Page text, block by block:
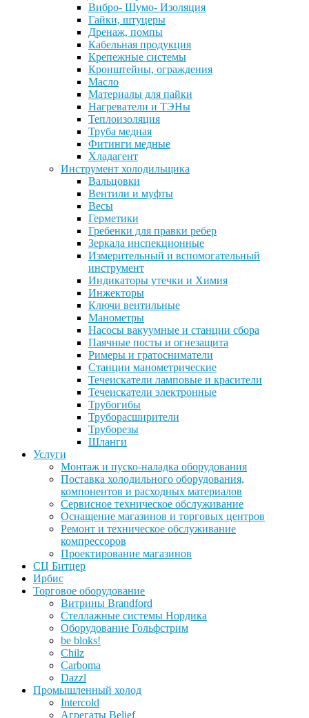
Вибро- Шумо- Изоляция
Гайки, штуцеры
Дренаж, помпы
Кабельная продукция
Крепежные системы
Кронштейны, ограждения
Масло
Материалы для пайки
Нагреватели и ТЭНы
Теплоизоляция
Труба медная
Фитинги медные
Хладагент
Инструмент холодильщика
Вальцовки
Вентили и муфты
Весы
Герметики
Гребенки для правки ребер
Зеркала инспекционные
Измерительный и вспомогательный
инструмент
Индикаторы утечки и Химия
Инжекторы
Ключи вентильные
Манометры
Насосы вакуумные и станции сбора
Паячные посты и огнезащита
Римеры и гратосниматели
Станции манометрические
Течеискатели ламповые и красители
Течеискатели электронные
Трубогибы
Труборасширители
Труборезы
Шланги
Услуги
Монтаж и пуско-наладка оборудования
Поставка холодильного оборудования,
компонентов и расходных материалов
Сервисное техническое обслуживание
Оснащение магазинов и торговых центров
Ремонт и техническое обслуживание
компрессоров
Проектирование магазинов
СЦ Битцер
Ирбис
Торговое оборудование
Витрины Brandford
Стеллажные системы Нордика
Оборудование Гольфстрим
be bloks!
Chilz
Carboma
Dazzl
Промышленный холод
Intercold
Агрегаты Belief